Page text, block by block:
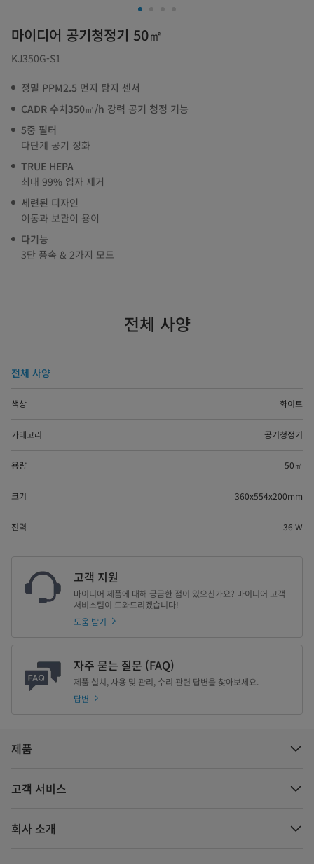
마이디어 공기청정기 50㎡
KJ350G-S1
정밀 PPM2.5 먼지 탐지 센서
CADR 수치350㎥/h 강력 공기 청정 기능
5중 필터
다단계 공기 정화
TRUE HEPA
최대 99% 입자 제거
세련된 디자인
이동과 보관이 용이
다기능
3단 풍속 & 2가지 모드
전체 사양
전체 사양
색상 화이트
카테고리 공기청정기
용량 50㎡
크기 360x554x200mm
전력 36 W
고객 지원
마이디어 제품에 대해 궁금한 점이 있으신가요? 마이디어 고객
서비스팀이 도와드리겠습니다!
도움 받기
자주 묻는 질문 (FAQ)
제품 설치, 사용 및 관리, 수리 관련 답변을 찾아보세요.
답변
제품
고객 서비스
회사 소개